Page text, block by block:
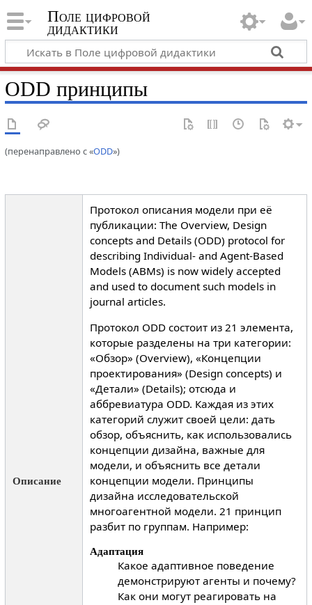
Поле цифровой
дидактики
ODD принципы
(перенаправлено с «ODD»)
Описание
Протокол описания модели при её
публикации: The Overview, Design
concepts and Details (ODD) protocol for
describing Individual- and Agent-Based
Models (ABMs) is now widely accepted
and used to document such models in
journal articles.
Протокол ODD состоит из 21 элемента,
которые разделены на три категории:
«Обзор» (Overview), «Концепции
проектирования» (Design concepts) и
«Детали» (Details); отсюда и
аббревиатура ODD. Каждая из этих
категорий служит своей цели: дать
обзор, объяснить, как использовались
концепции дизайна, важные для
модели, и объяснить все детали
концепции модели. Принципы
дизайна исследовательской
многоагентной модели. 21 принцип
разбит по группам. Например:
Адаптация
Какое адаптивное поведение
демонстрируют агенты и почему?
Как они могут реагировать на